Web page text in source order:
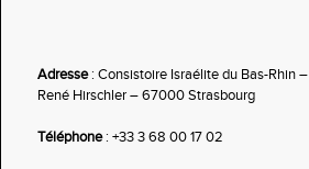
Adresse: Consistoire Israélite du Bas-Rhin –
René Hirschler – 67000 Strasbourg
Téléphone: +33 3 68 00 17 02